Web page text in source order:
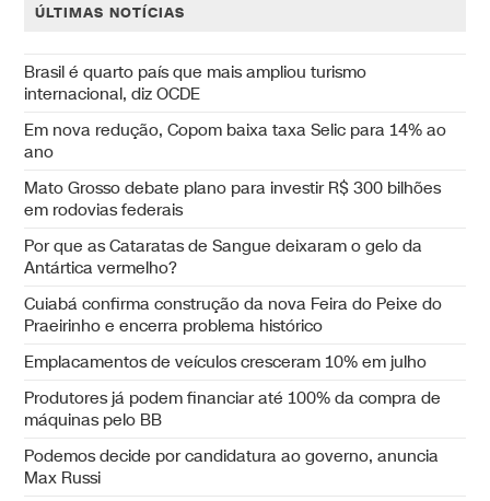
ÚLTIMAS NOTÍCIAS
Brasil é quarto país que mais ampliou turismo
internacional, diz OCDE
Em nova redução, Copom baixa taxa Selic para 14% ao
ano
Mato Grosso debate plano para investir R$ 300 bilhões
em rodovias federais
Por que as Cataratas de Sangue deixaram o gelo da
Antártica vermelho?
Cuiabá confirma construção da nova Feira do Peixe do
Praeirinho e encerra problema histórico
Emplacamentos de veículos cresceram 10% em julho
Produtores já podem financiar até 100% da compra de
máquinas pelo BB
Podemos decide por candidatura ao governo, anuncia
Max Russi